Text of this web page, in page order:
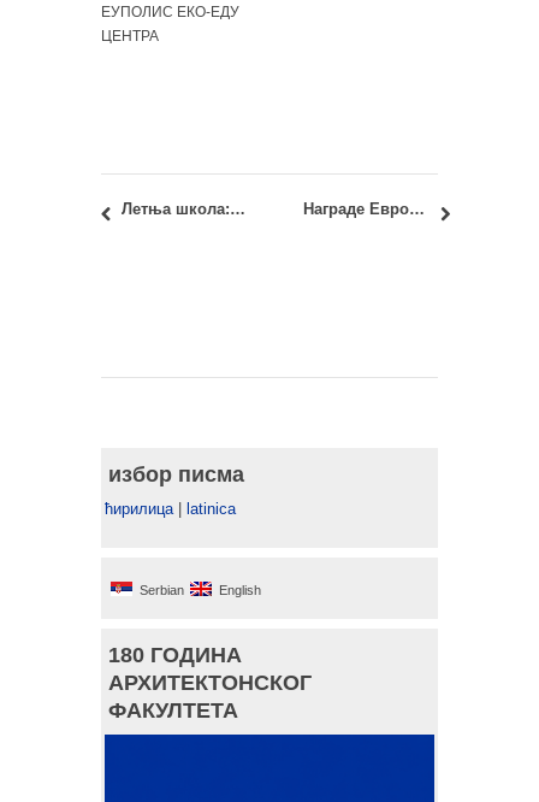
ЕУПОЛИС ЕКО-ЕДУ
ЦЕНТРА
Летња школа: “Food + Wood“ – Loughborough University, Велика Британија, 10-21.09.2018. Награде Европа Ностре 2018: три пројекта из Србије освојила су Награду Европске уније за културно наслеђе!
избор писма
ћирилица| latinica
Serbian English
180 ГОДИНА
АРХИТЕКТОНСКОГ
ФАКУЛТЕТА